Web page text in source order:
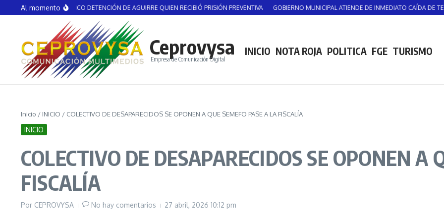
Saltar al contenido
Al momento
ASUNTO POLÍTICO DETENCIÓN DE AGUIRRE QUIEN RECIBIÓ PRISIÓN PREVENTIVA GOBIERNO MUNICIPAL ATIENDE DE INMEDIATO CAÍDA DE
Ceprovysa
Empresa de Comunicación Digital
INICIO NOTA ROJA POLITICA FGE TURISMO
Inicio / INICIO / COLECTIVO DE DESAPARECIDOS SE OPONEN A QUE SEMEFO PASE A LA FISCALÍA
INICIO
COLECTIVO DE DESAPARECIDOS SE OPONEN A
FISCALÍA
Por CEPROVYSA No hay comentarios 27 abril, 2026 10:12 pm